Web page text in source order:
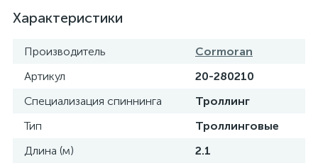
Характеристики
Производитель
Cormoran
Артикул
20-280210
Специализация спиннинга
Троллинг
Тип
Троллинговые
Длина (м)
2.1